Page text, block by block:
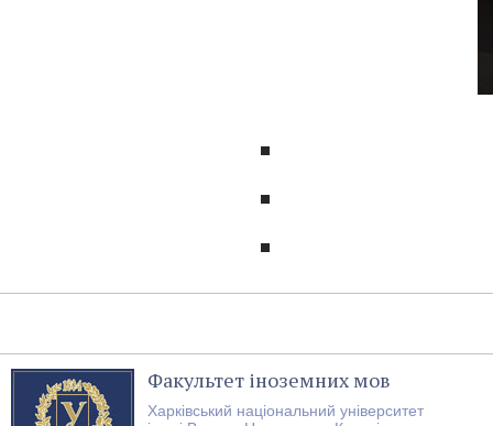
Факультет іноземних мов
Харківський національний університет